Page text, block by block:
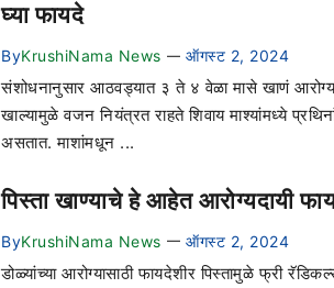
घ्या फायदे
ByKrushiNama News — ऑगस्ट 2, 2024
संशोधनानुसार आठवड्यात ३ ते ४ वेळा मासे खाणं
खाल्यामुळे वजन नियंत्रत राहते शिवाय माश्यांमध्ये
असतात. माशांमधून ...
पिस्ता खाण्याचे हे आहेत आरोग्यदायी
ByKrushiNama News — ऑगस्ट 2, 2024
डोळ्यांच्या आरोग्यासाठी फायदेशीर पिस्तामुळे फ्री